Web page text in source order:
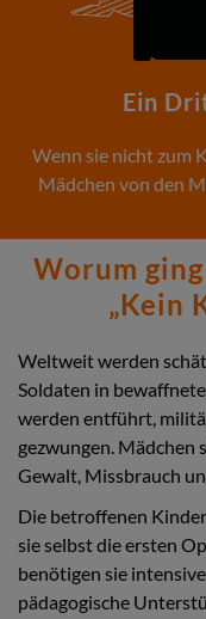
Ein
Wenn sie nicht zum
Mädchen von den
Worum
„Kein
Weltweit werden
Soldaten in
werden entführt,
gezwungen. Mädchen
Gewalt, Missbrauch
Die betroffenen
sie selbst die ersten
benötigen sie
pädagogische